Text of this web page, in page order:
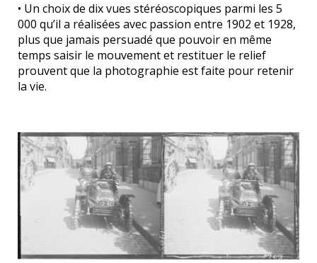
• Un choix de dix vues stéréoscopiques parmi les 5
000 qu’il a réalisées avec passion entre 1902 et 1928,
plus que jamais persuadé que pouvoir en même
temps saisir le mouvement et restituer le relief
prouvent que la photographie est faite pour retenir
la vie.